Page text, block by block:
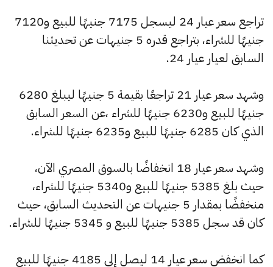
تراجع سعر عيار 24 ليسجل 7175 جنيهًا للبيع و7120
جنيهًا للشراء، بتراجع قدره 5 جنيهات عن تحديثنا
السابق لعيار عيار 24.
وشهد سعر عيار 21 تراجعًا بقيمة 5 جنيهًا ليبلغ 6280
جنيهًا للبيع و6230 جنيهًا للشراء ،عن السعر السابق
الذي كان 6285 جنيهًا للبيع و6235 جنيهًا للشراء.
وشهد سعر عيار 18 انخفاضًا بالسوق المصري الآن،
حيث بلغ 5385 جنيهًا للبيع و5340 جنيهًا للشراء،
منخفضًا بمقدار 5 جنيهات عن التحديث السابق، حيث
كان قد سجل 5385 جنيهًا للبيع و 5345 جنيهًا للشراء.
كما انخفض سعر عيار 14 ليصل إلى 4185 جنيهًا للبيع